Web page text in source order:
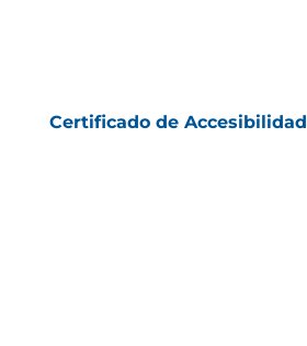
Certificado de Accesibilidad